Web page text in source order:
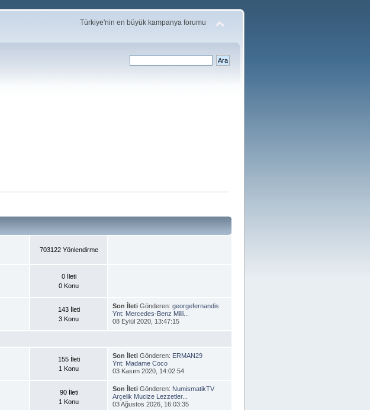
Türkiye'nin en büyük kampanya forumu
703122 Yönlendirme
0 İleti
0 Konu
143 İleti
3 Konu
Son İleti Gönderen:georgefernandis
Ynt: Mercedes-Benz Milli...
08 Eylül 2020, 13:47:15
155 İleti
1 Konu
Son İleti Gönderen: ERMAN29
Ynt: Madame Coco
03 Kasım 2020, 14:02:54
90 İleti
1 Konu
Son İleti Gönderen: NumismatikTV
Arçelik Mucize Lezzetler...
03 Ağustos 2026, 16:03:35